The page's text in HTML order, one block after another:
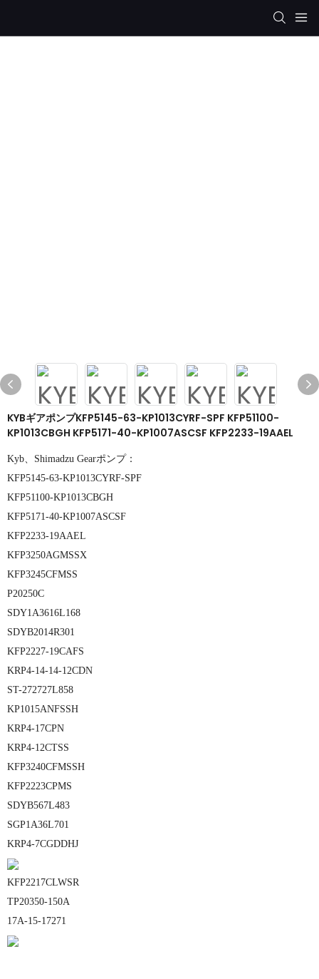
KYBギアポンプKFP5145-63-KP1013CYRF-SPF KFP51100-
KP1013CBGH KFP5171-40-KP1007ASCSF KFP2233-19AAEL
Kyb、Shimadzu Gearポンプ：
KFP5145-63-KP1013CYRF-SPF
KFP51100-KP1013CBGH
KFP5171-40-KP1007ASCSF
KFP2233-19AAEL
KFP3250AGMSSX
KFP3245CFMSS
P20250C
SDY1A3616L168
SDYB2014R301
KFP2227-19CAFS
KRP4-14-14-12CDN
ST-272727L858
KP1015ANFSSH
KRP4-17CPN
KRP4-12CTSS
KFP3240CFMSSH
KFP2223CPMS
SDYB567L483
SGP1A36L701
KRP4-7CGDDHJ
KFP2217CLWSR
TP20350-150A
17A-15-17271